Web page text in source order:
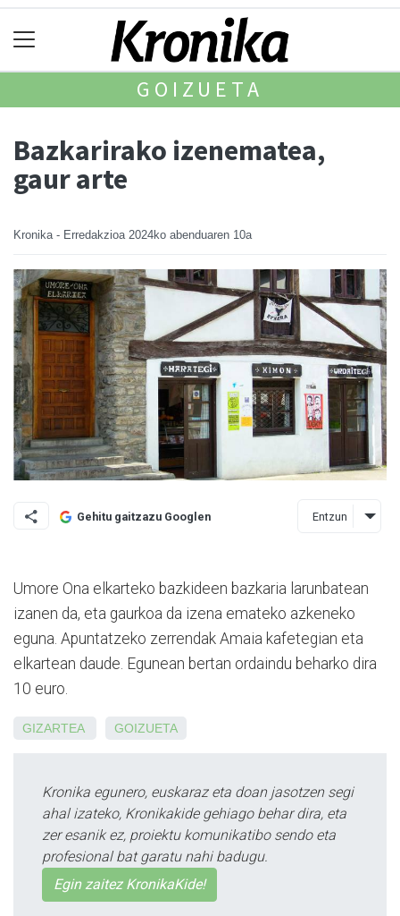
GOIZUETA
Bazkarirako izenematea,
gaur arte
Kronika - Erredakzioa 2024ko abenduaren 10a
Gehitu gaitzazu Googlen Entzun
Umore Ona elkarteko bazkideen bazkaria larunbatean
izanen da, eta gaurkoa da izena emateko azkeneko
eguna. Apuntatzeko zerrendak Amaia kafetegian eta
elkartean daude. Egunean bertan ordaindu beharko dira
10 euro.
GIZARTEA GOIZUETA
Kronika egunero, euskaraz eta doan jasotzen segi
ahal izateko, Kronikakide gehiago behar dira, eta
zer esanik ez, proiektu komunikatibo sendo eta
profesional bat garatu nahi badugu.
Egin zaitez KronikaKide!